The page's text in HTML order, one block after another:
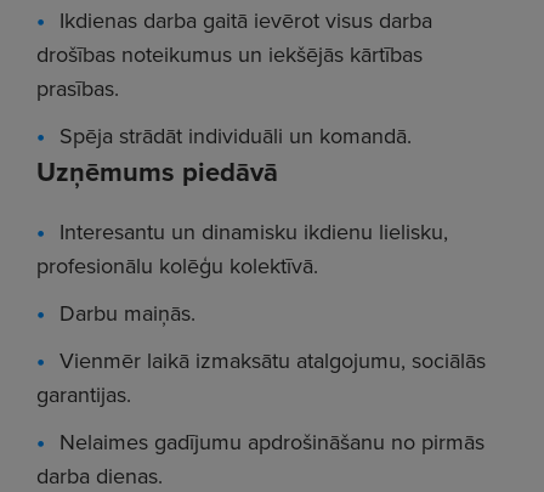
Ikdienas darba gaitā ievērot visus darba
drošības noteikumus un iekšējās kārtības
prasības.
Spēja strādāt individuāli un komandā.
Uzņēmums piedāvā
Interesantu un dinamisku ikdienu lielisku,
profesionālu kolēģu kolektīvā.
Darbu maiņās.
Vienmēr laikā izmaksātu atalgojumu, sociālās
garantijas.
Nelaimes gadījumu apdrošināšanu no pirmās
darba dienas.